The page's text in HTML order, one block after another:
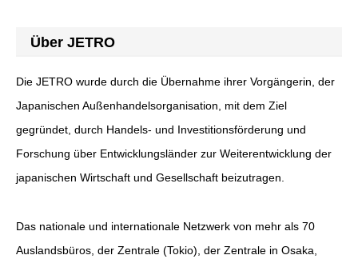
Über JETRO
Die JETRO wurde durch die Übernahme ihrer Vorgängerin, der
Japanischen Außenhandelsorganisation, mit dem Ziel
gegründet, durch Handels- und Investitionsförderung und
Forschung über Entwicklungsländer zur Weiterentwicklung der
japanischen Wirtschaft und Gesellschaft beizutragen.
Das nationale und internationale Netzwerk von mehr als 70
Auslandsbüros, der Zentrale (Tokio), der Zentrale in Osaka,